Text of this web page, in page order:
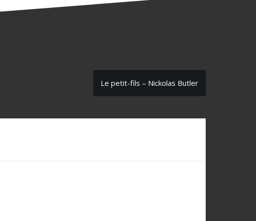
Le petit-fils – Nickolas Butler